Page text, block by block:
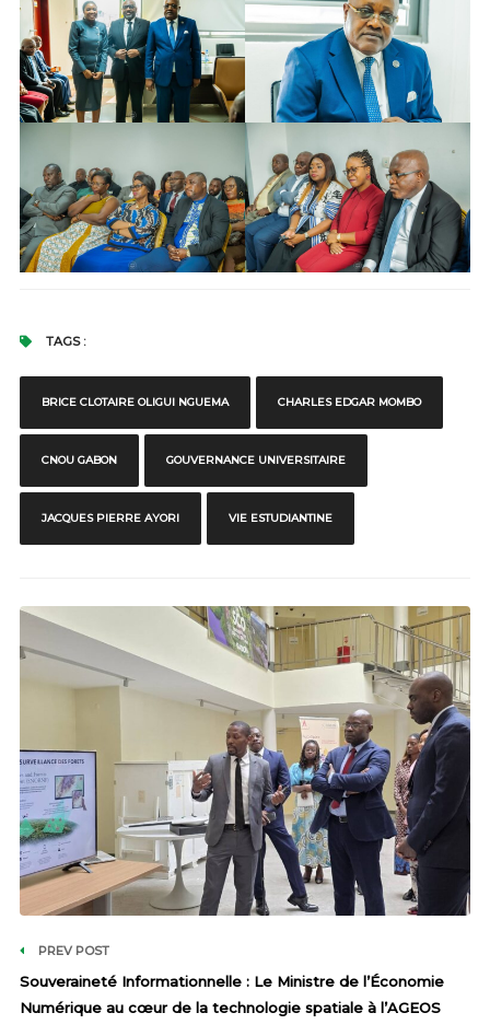
TAGS :
BRICE CLOTAIRE OLIGUI NGUEMA CHARLES EDGAR MOMBO
CNOU GABON GOUVERNANCE UNIVERSITAIRE
JACQUES PIERRE AYORI VIE ESTUDIANTINE
PREV POST
Souveraineté Informationnelle : Le Ministre de l’Économie
Numérique au cœur de la technologie spatiale à l’AGEOS